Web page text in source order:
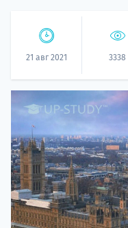
21 авг 2021 3338